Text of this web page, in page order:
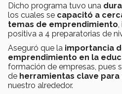
Dicho programa tuvo una
los cuales se capacitó a
temas de emprendimiento
positiva a 4 preparatorias de
Aseguró que la importancia
emprendimiento en la
formación de empresas, pues
de herramientas clave
nuestro alrededor.